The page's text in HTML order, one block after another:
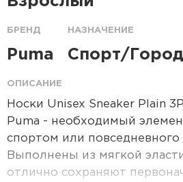
БРЕНД
Puma
НАЗНАЧЕНИЕ
Спорт/Город
ОПИСАНИЕ
Носки Unisex Sneaker Plain
Puma - необходимый
спортом или повседневного
Выполнены из мягкой
отлично сохраняют